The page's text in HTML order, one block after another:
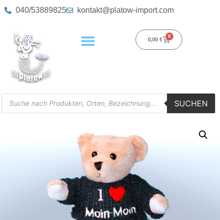
040/53889825 kontakt@platow-import.com
0,00 €
0
SUCHEN